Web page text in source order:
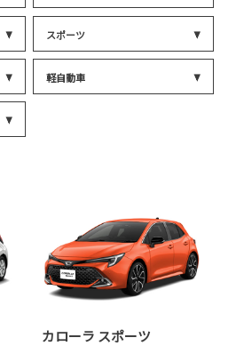
スポーツ
軽自動車
カローラ スポーツ